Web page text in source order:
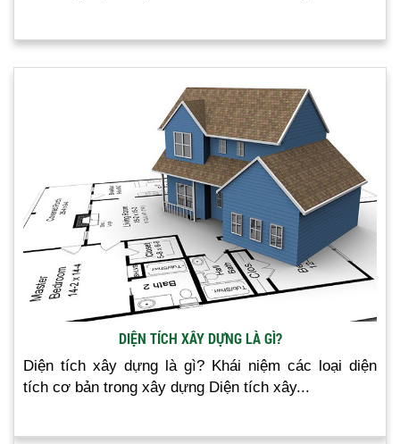
DIỆN TÍCH XÂY DỰNG LÀ GÌ?
Diện tích xây dựng là gì? Khái niệm các loại diện
tích cơ bản trong xây dựng Diện tích xây...